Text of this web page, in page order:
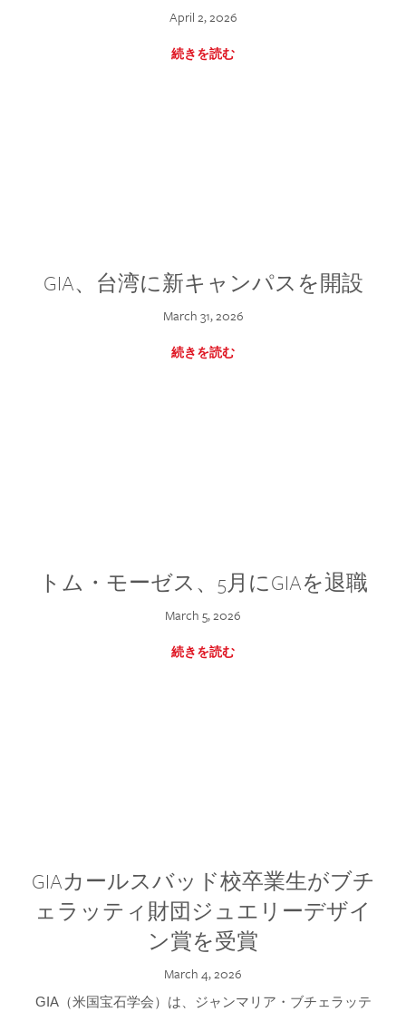
April 2, 2026
続きを読む
GIA、台湾に新キャンパスを開設
March 31, 2026
続きを読む
トム・モーゼス、5月にGIAを退職
March 5, 2026
続きを読む
GIAカールスバッド校卒業生がブチ
ェラッティ財団ジュエリーデザイ
ン賞を受賞
March 4, 2026
GIA（米国宝石学会）は、ジャンマリア・ブチェラッテ